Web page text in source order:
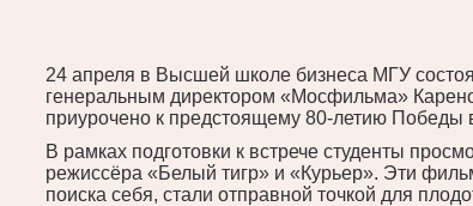
24 апреля в Высшей школе бизнеса МГУ
генеральным директором «Мосфильма»
приурочено к предстоящему 80-летию Победы
В рамках подготовки к встрече студенты
режиссёра «Белый тигр» и «Курьер». Эти
поиска себя, стали отправной точкой для